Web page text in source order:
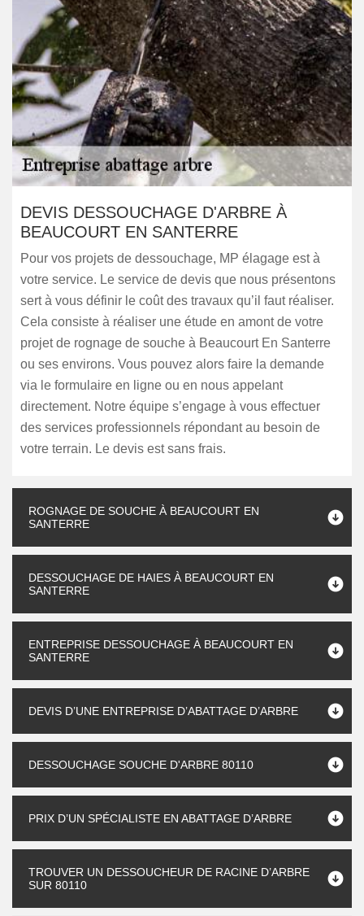
DEVIS DESSOUCHAGE D'ARBRE À
BEAUCOURT EN SANTERRE
Pour vos projets de dessouchage, MP élagage est à
votre service. Le service de devis que nous présentons
sert à vous définir le coût des travaux qu’il faut réaliser.
Cela consiste à réaliser une étude en amont de votre
projet de rognage de souche à Beaucourt En Santerre
ou ses environs. Vous pouvez alors faire la demande
via le formulaire en ligne ou en nous appelant
directement. Notre équipe s’engage à vous effectuer
des services professionnels répondant au besoin de
votre terrain. Le devis est sans frais.
ROGNAGE DE SOUCHE À BEAUCOURT EN
SANTERRE
DESSOUCHAGE DE HAIES À BEAUCOURT EN
SANTERRE
ENTREPRISE DESSOUCHAGE À BEAUCOURT EN
SANTERRE
DEVIS D’UNE ENTREPRISE D’ABATTAGE D’ARBRE
DESSOUCHAGE SOUCHE D'ARBRE 80110
PRIX D’UN SPÉCIALISTE EN ABATTAGE D’ARBRE
TROUVER UN DESSOUCHEUR DE RACINE D’ARBRE
SUR 80110